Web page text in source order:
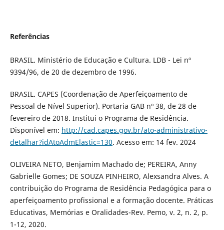
Referências
BRASIL. Ministério de Educação e Cultura. LDB - Lei nº
9394/96, de 20 de dezembro de 1996.
BRASIL. CAPES (Coordenação de Aperfeiçoamento de
Pessoal de Nível Superior). Portaria GAB nº 38, de 28 de
fevereiro de 2018. Institui o Programa de Residência.
Disponível em: http://cad.capes.gov.br/ato-administrativo-
detalhar?idAtoAdmElastic=130. Acesso em: 14 fev. 2024
OLIVEIRA NETO, Benjamim Machado de; PEREIRA, Anny
Gabrielle Gomes; DE SOUZA PINHEIRO, Alexsandra Alves. A
contribuição do Programa de Residência Pedagógica para o
aperfeiçoamento profissional e a formação docente. Práticas
Educativas, Memórias e Oralidades-Rev. Pemo, v. 2, n. 2, p.
1-12, 2020.